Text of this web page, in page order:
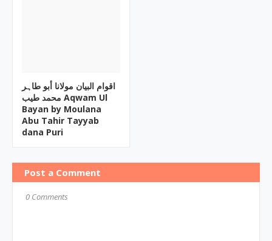
اقوام البیان مولانا أبو طاہر
محمد طیب Aqwam Ul
Bayan by Moulana
Abu Tahir Tayyab
dana Puri
Post a Comment
0 Comments